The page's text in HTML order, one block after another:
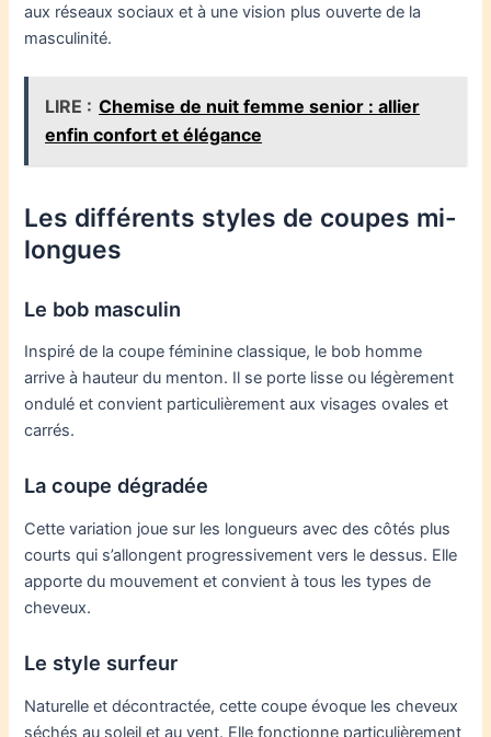
aux réseaux sociaux et à une vision plus ouverte de la
masculinité.
LIRE : Chemise de nuit femme senior : allier
enfin confort et élégance
Les différents styles de coupes mi-
longues
Le bob masculin
Inspiré de la coupe féminine classique, le bob homme
arrive à hauteur du menton. Il se porte lisse ou légèrement
ondulé et convient particulièrement aux visages ovales et
carrés.
La coupe dégradée
Cette variation joue sur les longueurs avec des côtés plus
courts qui s’allongent progressivement vers le dessus. Elle
apporte du mouvement et convient à tous les types de
cheveux.
Le style surfeur
Naturelle et décontractée, cette coupe évoque les cheveux
séchés au soleil et au vent. Elle fonctionne particulièrement